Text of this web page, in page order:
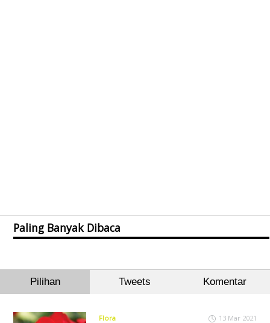
Paling Banyak Dibaca
Pilihan Tweets Komentar
Flora 13 Mar 2021